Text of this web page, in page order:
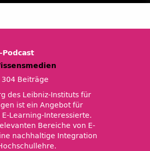
304 Beiträge
des Leibniz-Instituts für
ist ein Angebot für
Learning-Interessierte.
Bereiche von E-
nachhaltige Integration